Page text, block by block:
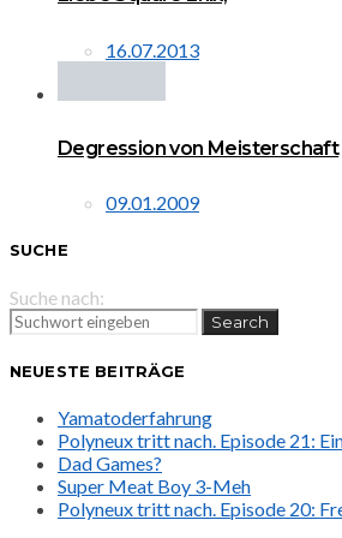
16.07.2013
Degression von Meisterschaft
09.01.2009
SUCHE
Suche nach:
Search
NEUESTE BEITRÄGE
Yamatoderfahrung
Polyneux tritt nach. Episode 21:
Dad Games?
Super Meat Boy 3-Meh
Polyneux tritt nach. Episode 20: